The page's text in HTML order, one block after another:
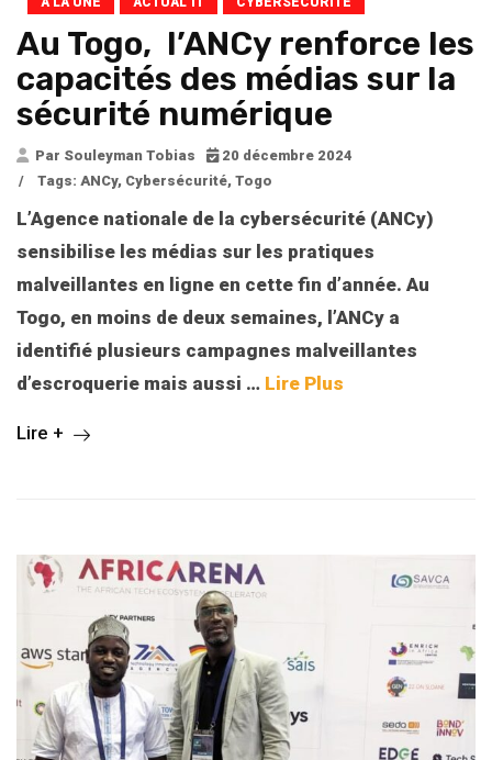
Au Togo, l’ANCy renforce les
capacités des médias sur la
sécurité numérique
Par Souleyman Tobias
20 décembre 2024
/
Tags: ANCy, Cybersécurité, Togo
L’Agence nationale de la cybersécurité (ANCy)
sensibilise les médias sur les pratiques
malveillantes en ligne en cette fin d’année. Au
Togo, en moins de deux semaines, l’ANCy a
identifié plusieurs campagnes malveillantes
d’escroquerie mais aussi … Lire Plus
Lire +